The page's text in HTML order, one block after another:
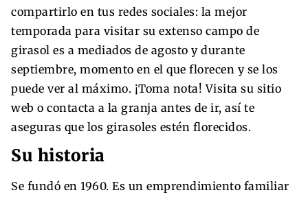
compartirlo en tus redes sociales: la mejor
temporada para visitar su extenso campo de
girasol es a mediados de agosto y durante
septiembre, momento en el que florecen y se los
puede ver al máximo. ¡Toma nota! Visita su sitio
web o contacta a la granja antes de ir, así te
aseguras que los girasoles estén florecidos.
Su historia
Se fundó en 1960. Es un emprendimiento familiar